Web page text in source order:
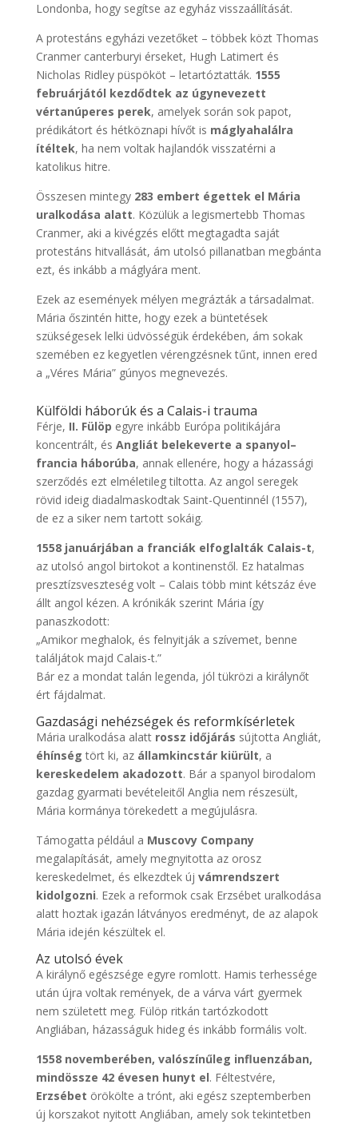
Londonba, hogy segítse az egyház visszaállítását.
A protestáns egyházi vezetőket – többek közt Thomas
Cranmer canterburyi érseket, Hugh Latimert és
Nicholas Ridley püspököt – letartóztatták. 1555
februárjától kezdődtek az úgynevezett
vértanúperes perek, amelyek során sok papot,
prédikátort és hétköznapi hívőt is máglyahalálra
ítéltek, ha nem voltak hajlandók visszatérni a
katolikus hitre.
Összesen mintegy 283 embert égettek el Mária
uralkodása alatt. Közülük a legismertebb Thomas
Cranmer, aki a kivégzés előtt megtagadta saját
protestáns hitvallását, ám utolsó pillanatban megbánta
ezt, és inkább a máglyára ment.
Ezek az események mélyen megrázták a társadalmat.
Mária őszintén hitte, hogy ezek a büntetések
szükségesek lelki üdvösségük érdekében, ám sokak
szemében ez kegyetlen vérengzésnek tűnt, innen ered
a „Véres Mária” gúnyos megnevezés.
Külföldi háborúk és a Calais-i trauma
Férje, II. Fülöp egyre inkább Európa politikájára
koncentrált, és Angliát belekeverte a spanyol–
francia háborúba, annak ellenére, hogy a házassági
szerződés ezt elméletileg tiltotta. Az angol seregek
rövid ideig diadalmaskodtak Saint-Quentinnél (1557),
de ez a siker nem tartott sokáig.
1558 januárjában a franciák elfoglalták Calais-t,
az utolsó angol birtokot a kontinenstől. Ez hatalmas
presztízsveszteség volt – Calais több mint kétszáz éve
állt angol kézen. A krónikák szerint Mária így
panaszkodott:
„Amikor meghalok, és felnyitják a szívemet, benne
találjátok majd Calais-t.”
Bár ez a mondat talán legenda, jól tükrözi a királynőt
ért fájdalmat.
Gazdasági nehézségek és reformkísérletek
Mária uralkodása alatt rossz időjárás sújtotta Angliát,
éhínség tört ki, az államkincstár kiürült, a
kereskedelem akadozott. Bár a spanyol birodalom
gazdag gyarmati bevételeitől Anglia nem részesült,
Mária kormánya törekedett a megújulásra.
Támogatta például a Muscovy Company
megalapítását, amely megnyitotta az orosz
kereskedelmet, és elkezdtek új vámrendszert
kidolgozni. Ezek a reformok csak Erzsébet uralkodása
alatt hoztak igazán látványos eredményt, de az alapok
Mária idején készültek el.
Az utolsó évek
A királynő egészsége egyre romlott. Hamis terhessége
után újra voltak remények, de a várva várt gyermek
nem született meg. Fülöp ritkán tartózkodott
Angliában, házasságuk hideg és inkább formális volt.
1558 novemberében, valószínűleg influenzában,
mindössze 42 évesen hunyt el. Féltestvére,
Erzsébet örökölte a trónt, aki egész szeptemberben
új korszakot nyitott Angliában, amely sok tekintetben